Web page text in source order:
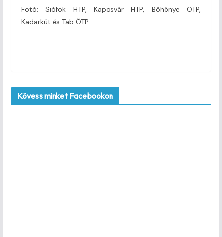
Fotó: Siófok HTP, Kaposvár HTP, Böhönye ÖTP,
Kadarkút és Tab ÖTP
Kövess minket Facebookon